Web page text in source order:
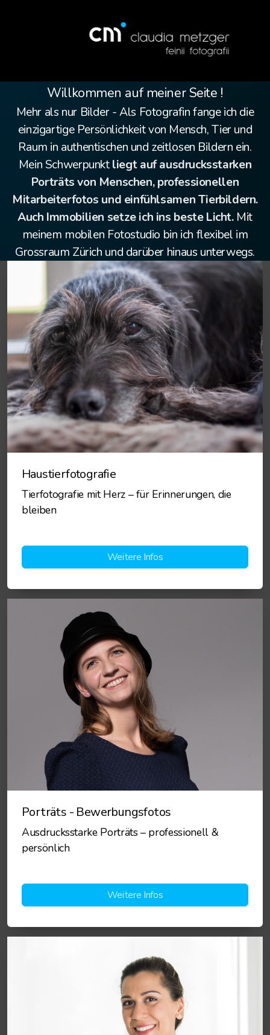
Willkommen auf meiner Seite !
Mehr als nur Bilder - Als Fotografinfange ich die
einzigartige Persönlichkeit von Mensch, Tier und
Raum in authentischen und zeitlosen Bildern ein.
Mein Schwerpunktliegt auf ausdrucksstarken
Porträts von Menschen, professionellen
Mitarbeiterfotos und einfühlsamen Tierbildern.
Auch Immobilien setze ich ins beste Licht. Mit
meinem mobilen Fotostudio bin ich flexibel im
Grossraum Zürich und darüber hinaus unterwegs.
Haustierfotografie
Tierfotografie mit Herz – für Erinnerungen, die
bleiben
Weitere Infos
Porträts - Bewerbungsfotos
Ausdrucksstarke Porträts – professionell &
persönlich
Weitere Infos
Salon Tiny